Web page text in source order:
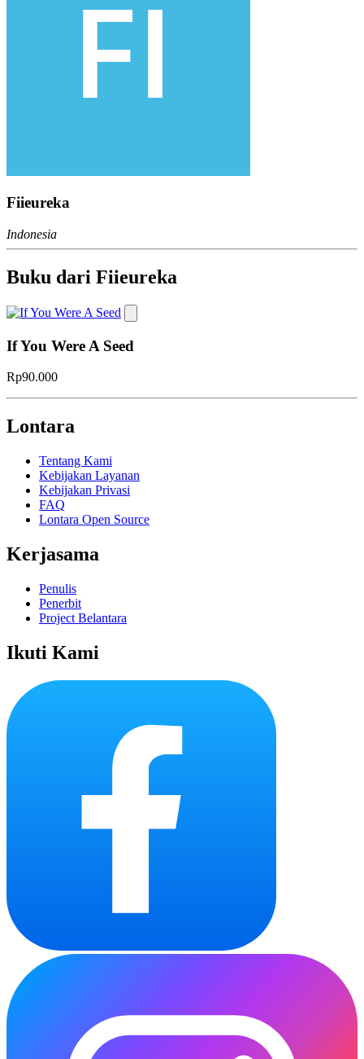
Fiieureka
Indonesia
Buku dari Fiieureka
If You Were A Seed
Rp90.000
Lontara
Tentang Kami
Kebijakan Layanan
Kebijakan Privasi
FAQ
Lontara Open Source
Kerjasama
Penulis
Penerbit
Project Belantara
Ikuti Kami